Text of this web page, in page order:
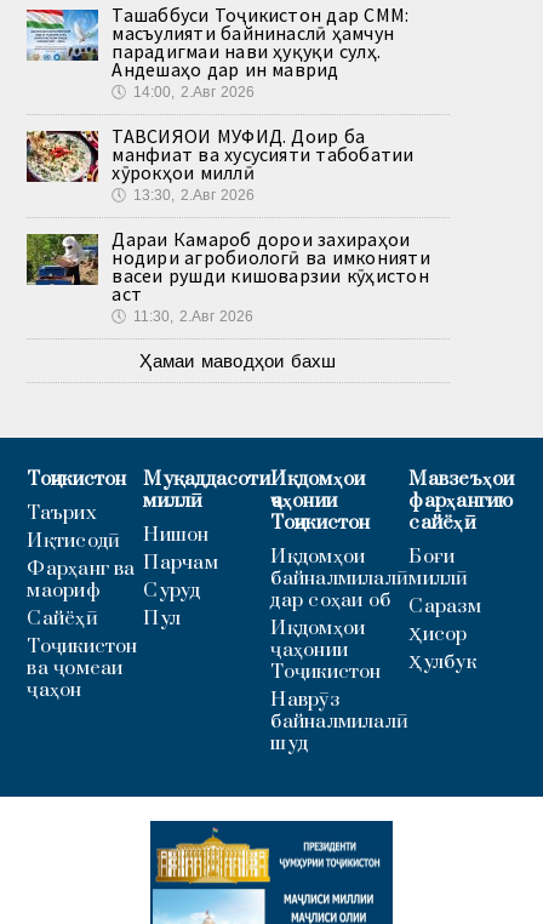
Ташаббуси Тоҷикистон дар СММ:
масъулияти байнинаслӣ ҳамчун
парадигмаи нави ҳуқуқи сулҳ.
Андешаҳо дар ин маврид
🕔 14:00, 2.Авг 2026
ТАВСИЯҲОИ МУФИД. Доир ба
манфиат ва хусусияти табобатии
хӯрокҳои миллӣ
🕔 13:30, 2.Авг 2026
Дараи Камароб дорои захираҳои
нодири агробиологӣ ва имконияти
васеи рушди кишоварзии кӯҳистон
аст
🕔 11:30, 2.Авг 2026
Ҳамаи маводҳои бахш
Тоҷикистон
Таърих
Иқтисодӣ
Фарҳанг ва
маориф
Сайёҳӣ
Тоҷикистон
ва ҷомеаи
ҷаҳон
Муқаддасоти
миллӣ
Нишон
Парчам
Суруд
Пул
Иқдомҳои
ҷаҳонии
Тоҷикистон
Иқдомҳои
байналмилалӣ
дар соҳаи об
Иқдомҳои
ҷаҳонии
Тоҷикистон
Наврӯз
байналмилалӣ
шуд
Мавзеъҳои
фарҳангию
сайёҳӣ
Боғи
миллӣ
Саразм
Ҳисор
Ҳулбук